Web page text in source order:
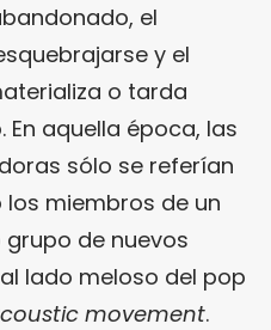
el
y el
o tarda
aquella época, las
sólo se referían
miembros de un
de nuevos
lado meloso del pop
movement.